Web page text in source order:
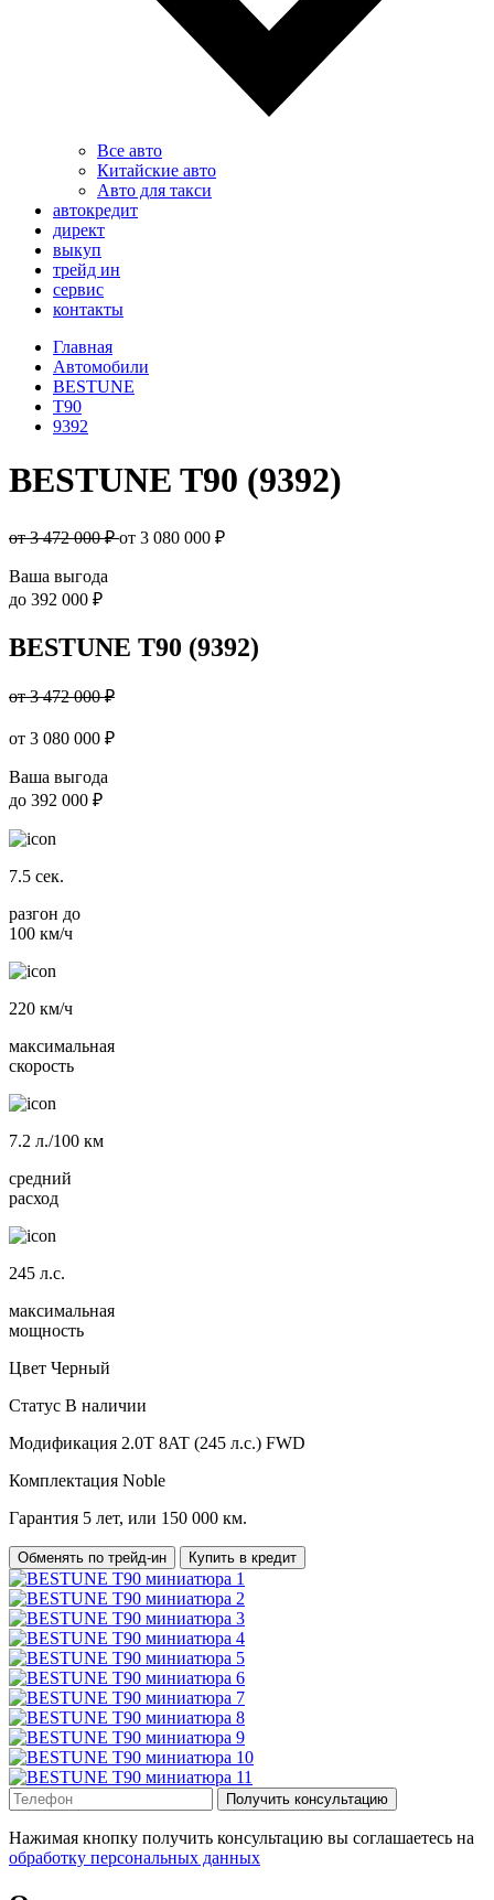
Все авто
Китайские авто
Авто для такси
автокредит
директ
выкуп
трейд ин
сервис
контакты
Главная
Автомобили
BESTUNE
T90
9392
BESTUNE T90 (9392)
от 3 472 000 ₽от 3 080 000 ₽
Ваша выгода
до 392 000 ₽
BESTUNE T90 (9392)
от 3 472 000 ₽
от 3 080 000 ₽
Ваша выгода
до 392 000 ₽
7.5 сек.
разгон до
100 км/ч
220 км/ч
максимальная
скорость
7.2 л./100 км
средний
расход
245 л.с.
максимальная
мощность
Цвет Черный
Статус В наличии
Модификация 2.0T 8AT (245 л.с.) FWD
Комплектация Noble
Гарантия 5 лет, или 150 000 км.
Обменять по трейд-ин Купить в кредит
Получить консультацию
Нажимая кнопку получить консультацию вы соглашаетесь на
обработку персональных данных